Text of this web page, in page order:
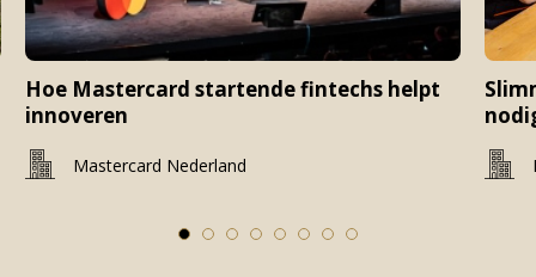
Hoe Mastercard startende fintechs helpt
innoveren
Mastercard Nederland
1 2 3 4 5 6 7 8